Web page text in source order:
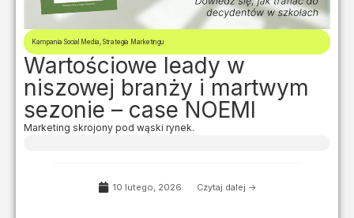
Kampania Social Media, Strategia Marketingu
Wartościowe leady w
niszowej branży i martwym
sezonie – case NOEMI
Marketing skrojony pod wąski rynek.
10 lutego, 2026 Czytaj dalej ->